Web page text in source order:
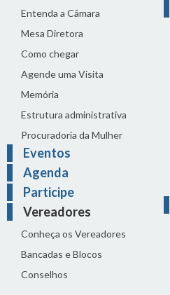
Entenda a Câmara
Mesa Diretora
Como chegar
Agende uma Visita
Memória
Estrutura administrativa
Procuradoria da Mulher
Eventos
Agenda
Participe
Vereadores
Conheça os Vereadores
Bancadas e Blocos
Conselhos